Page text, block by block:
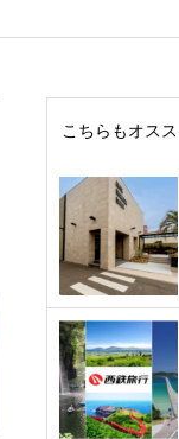
こちらもオスス